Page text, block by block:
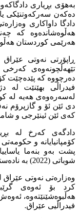
بەهۆی بڕیاری
دەکەن سەرکەوتنێکی
دادگا داواکاری
هەڵوەشاندەوە کە
هەرێمی کوردستان
ڕاپۆرتی نەوتی عێراق
دەرچووە کە پێدەچێت
فیدراڵی بهێنێت لە
لەسەرەوەی هەیە لە
دی ئێن ئۆ و گازپرۆم
کەی ئێن ئینێرجی و
دادگەی کەرخ لە
کۆمپانیایانە و
پشت بەو بنەما
شوباتی (2022) بە نادەستووری داینابوون".
کرد بۆ ئەوەی
هەڵبوەشێنێتەوە،
فیدراڵیی عێراق.